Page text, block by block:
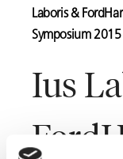
Laboris &
Symposium 2015
Ius